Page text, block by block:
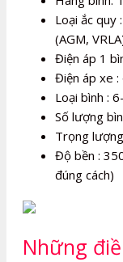
Loại ắc quy
(AGM,
Điện áp 1
Điện áp xe :
Loại bình :
Số lượng
Trọng
Độ bền :
đúng cách)
Những